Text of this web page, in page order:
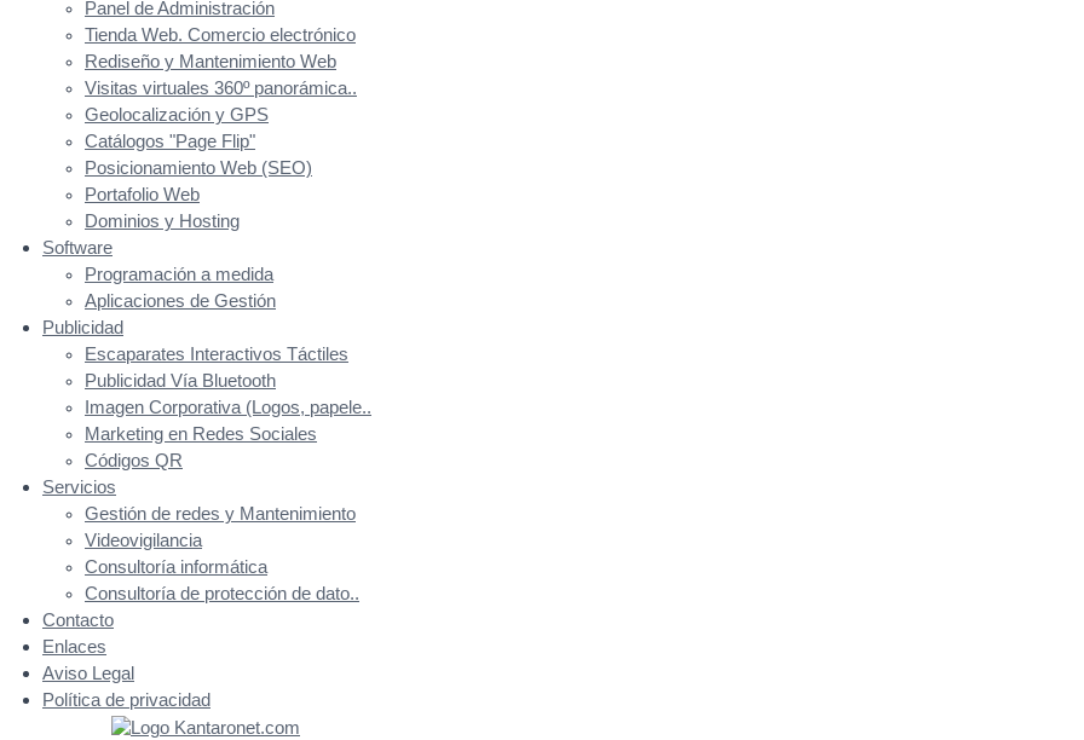
Panel de Administración
Tienda Web. Comercio electrónico
Rediseño y Mantenimiento Web
Visitas virtuales 360º panorámica..
Geolocalización y GPS
Catálogos "Page Flip"
Posicionamiento Web (SEO)
Portafolio Web
Dominios y Hosting
Software
Programación a medida
Aplicaciones de Gestión
Publicidad
Escaparates Interactivos Táctiles
Publicidad Vía Bluetooth
Imagen Corporativa (Logos, papele..
Marketing en Redes Sociales
Códigos QR
Servicios
Gestión de redes y Mantenimiento
Videovigilancia
Consultoría informática
Consultoría de protección de dato..
Contacto
Enlaces
Aviso Legal
Política de privacidad